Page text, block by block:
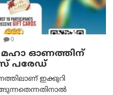
0
മഹാ ഓണത്തിന്
പരേഡ്
ഇക്കുറി